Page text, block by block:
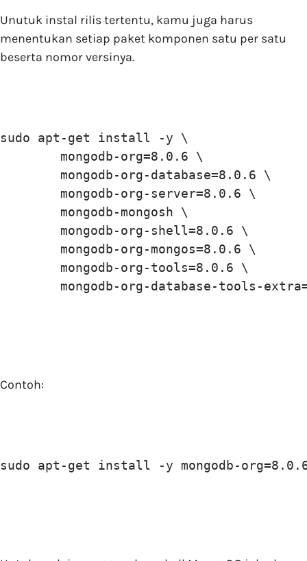
Unutuk instal rilis tertentu, kamu juga harus
menentukan setiap paket komponen satu per satu
beserta nomor versinya.
sudo apt-get install -y \
        mongodb-org=8.0.6 \
        mongodb-org-database=8.0.6 \
        mongodb-org-server=8.0.6 \
        mongodb-mongosh \
        mongodb-org-shell=8.0.6 \
        mongodb-org-mongos=8.0.6 \
        mongodb-org-tools=8.0.6 \
Contoh:
sudo apt-get install -y mongodb-